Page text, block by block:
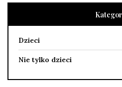
Dzieci
Nie tylko dzieci